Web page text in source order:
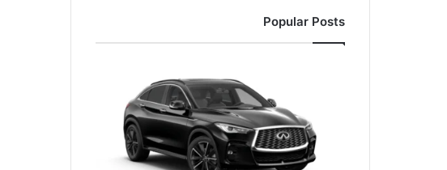
Popular Posts